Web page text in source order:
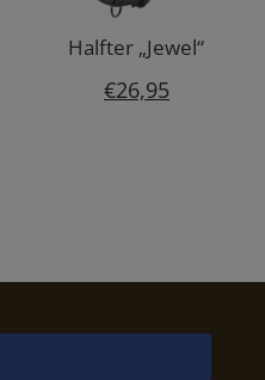
Halfter „Jewel“
€26,95